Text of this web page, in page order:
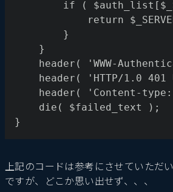
if (
return
        }
    }
header( 'WWW-
header( 'HTTP/1.0 401
header( 'Content-
    die( $failed_text );
}
上記のコードは参考にさせていただ
ですが、どこか思い出せず、、、